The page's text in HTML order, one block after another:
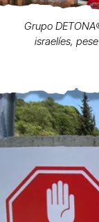
Grupo
israelíes,